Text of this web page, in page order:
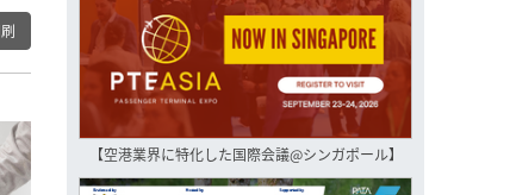
【空港業界に特化した国際会議@シンガポール】